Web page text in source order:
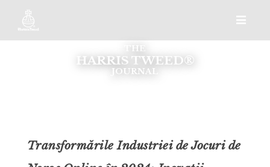
THE
HARRIS TWEED®
JOURNAL
Transformările Industriei de Jocuri de